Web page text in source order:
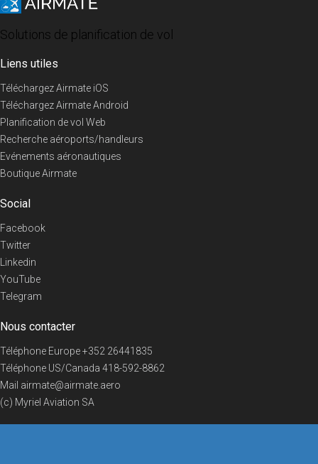
Solutions de planification de vol
Liens utiles
Téléchargez Airmate iOS
Téléchargez Airmate Android
Planification de vol Web
Recherche aéroports/handleurs
Evénements aéronautiques
Boutique Airmate
Social
Facebook
Twitter
Linkedin
YouTube
Telegram
Nous contacter
Téléphone Europe+352 26441835
Téléphone US/Canada 418-592-8862
Mail airmate@airmate.aero
(c) Myriel Aviation SA